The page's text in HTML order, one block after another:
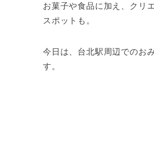
お菓子や食品に加え、クリ
スポットも。
今日は、台北駅周辺でのお
す。